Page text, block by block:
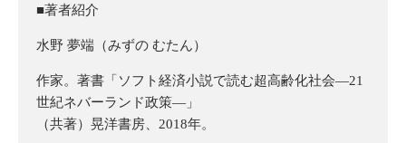
■著者紹介
水野 夢端（みずの むたん）
作家。著書「 ソフト経済小説で読む超高齢化社会―21
世紀ネバーランド政策―」
（共著）晃洋書房、2018年。